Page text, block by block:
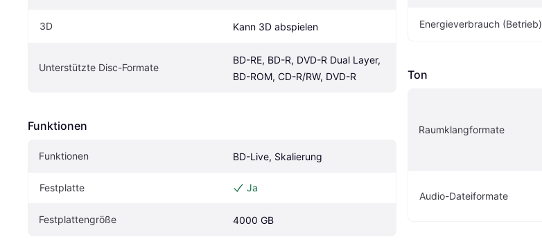
3D Kann 3D abspielen
Unterstützte Disc-Formate
BD-RE, BD-R, DVD-R Dual Layer,
BD-ROM, CD-R/RW, DVD-R
Funktionen
Funktionen BD-Live, Skalierung
Festplatte Ja
Festplattengröße 4000 GB
Energieverbrauch (Betrieb)
Ton
Raumklangformate
Audio-Dateiformate